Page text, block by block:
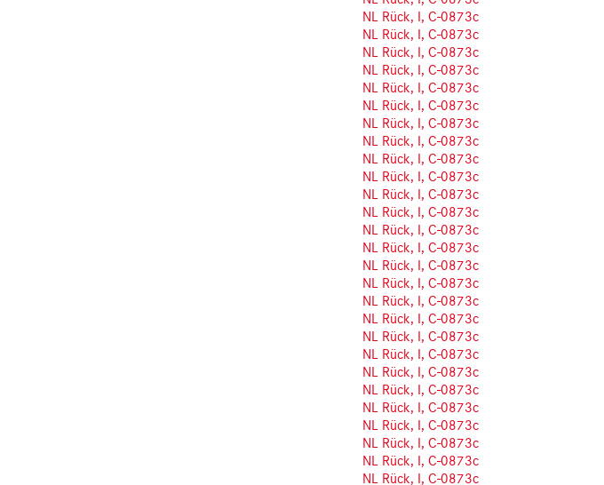
NL Rück, I, C-0873c
NL Rück, I, C-0873c
NL Rück, I, C-0873c
NL Rück, I, C-0873c
NL Rück, I, C-0873c
NL Rück, I, C-0873c
NL Rück, I, C-0873c
NL Rück, I, C-0873c
NL Rück, I, C-0873c
NL Rück, I, C-0873c
NL Rück, I, C-0873c
NL Rück, I, C-0873c
NL Rück, I, C-0873c
NL Rück, I, C-0873c
NL Rück, I, C-0873c
NL Rück, I, C-0873c
NL Rück, I, C-0873c
NL Rück, I, C-0873c
NL Rück, I, C-0873c
NL Rück, I, C-0873c
NL Rück, I, C-0873c
NL Rück, I, C-0873c
NL Rück, I, C-0873c
NL Rück, I, C-0873c
NL Rück, I, C-0873c
NL Rück, I, C-0873c
NL Rück, I, C-0873c